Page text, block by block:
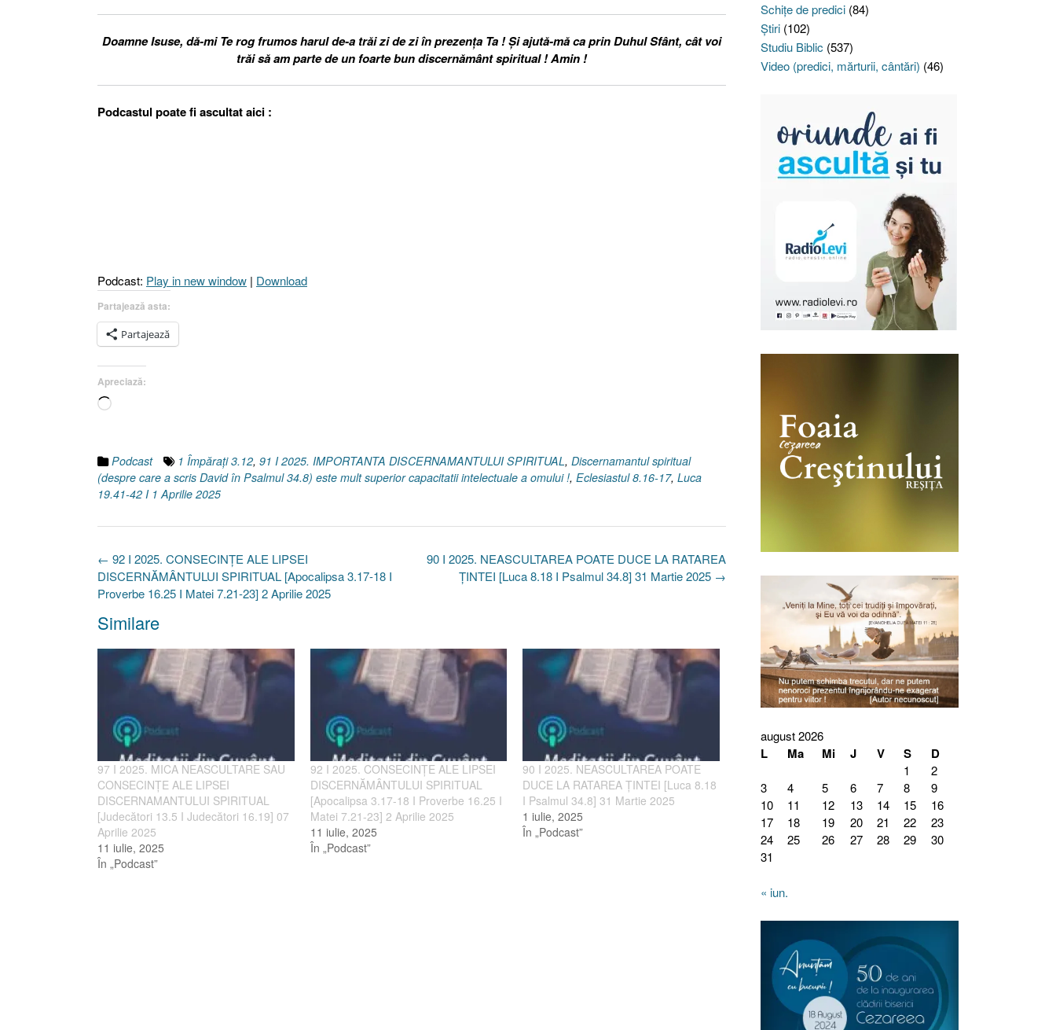
Doamne Isuse, dă-mi Te rog frumos harul de-a trăi zi de zi în prezența Ta ! Și ajută-mă ca prin Duhul Sfânt, cât voi
trăi să am parte de un foarte bun discernământ spiritual ! Amin !
Podcastul poate fi ascultat aici :
Podcast: Play in new window | Download
Partajează asta:
Partajează
Apreciază:
Încarc...
Podcast 1 Împăraţi 3.12, 91 I 2025. IMPORTANTA DISCERNAMANTULUI SPIRITUAL, Discernamantul spiritual
(despre care a scris David în Psalmul 34.8) este mult superior capacitatii intelectuale a omului !, Eclesiastul 8.16-17, Luca
19.41-42 I 1 Aprilie 2025
Post
navigation
90 I 2025. NEASCULTAREA POATE DUCE LA RATAREA
ȚINTEI [Luca 8.18 I Psalmul 34.8] 31 Martie 2025 →
← 92 I 2025. CONSECINȚE ALE LIPSEI
DISCERNĂMÂNTULUI SPIRITUAL [Apocalipsa 3.17-18 I
Proverbe 16.25 I Matei 7.21-23] 2 Aprilie 2025
Similare
97 I 2025. MICA NEASCULTARE SAU
CONSECINȚE ALE LIPSEI
DISCERNAMANTULUI SPIRITUAL
[Judecători 13.5 I Judecători 16.19] 07
Aprilie 2025
11 iulie, 2025
În „Podcast”
92 I 2025. CONSECINȚE ALE LIPSEI
DISCERNĂMÂNTULUI SPIRITUAL
[Apocalipsa 3.17-18 I Proverbe 16.25 I
Matei 7.21-23] 2 Aprilie 2025
11 iulie, 2025
În „Podcast”
90 I 2025. NEASCULTAREA POATE
DUCE LA RATAREA ȚINTEI [Luca 8.18
I Psalmul 34.8] 31 Martie 2025
1 iulie, 2025
În „Podcast”
Schiţe de predici(84)
Ştiri(102)
Studiu Biblic (537)
Video (predici, mărturii, cântări) (46)
august 2026
L Ma Mi J V S D
1
2
3
4 5 6 7 8
9
10
11 12 13 14 15
16
17
18 19 20 21 22
23
24
25 26 27 28 29
30
31
« iun.